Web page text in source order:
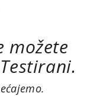
možete